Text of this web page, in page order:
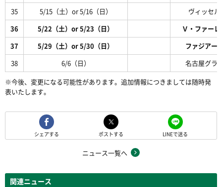
35 5/15（土）or 5/16（日）
ヴィッセ
36
5/22（土）or 5/23（日）
Ｖ・ファー
37
5/29（土）or 5/30（日）
ファジアー
38
6/6（日）
名古屋グラ
※今後、変更になる可能性があります。追加情報につきましては随時発
表いたします。
シェアする ポストする LINEで送る
ニュース一覧へ
関連ニュース